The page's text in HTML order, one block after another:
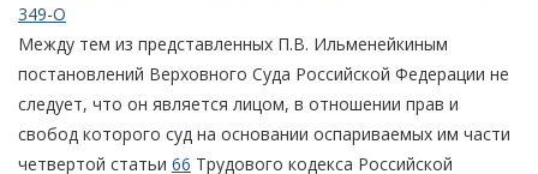
349-О
Между тем из представленных П.В. Ильменейкиным
постановлений Верховного Суда Российской Федерации не
следует, что он является лицом, в отношении прав и
свобод которого суд на основании оспариваемых им части
четвертой статьи 66 Трудового кодекса Российской